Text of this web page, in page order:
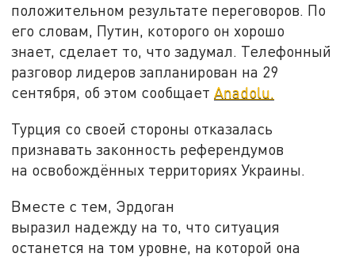
положительном результате переговоров. По
его словам, Путин, которого он хорошо
знает, сделает то, что задумал. Телефонный
разговор лидеров запланирован на 29
сентября, об этом сообщаетAnadolu.
Турция со своей стороны отказалась
признавать законность референдумов
на освобождённых территориях Украины.
Вместе с тем, Эрдоган
выразил надежду на то, что ситуация
останется на том уровне, на которой она